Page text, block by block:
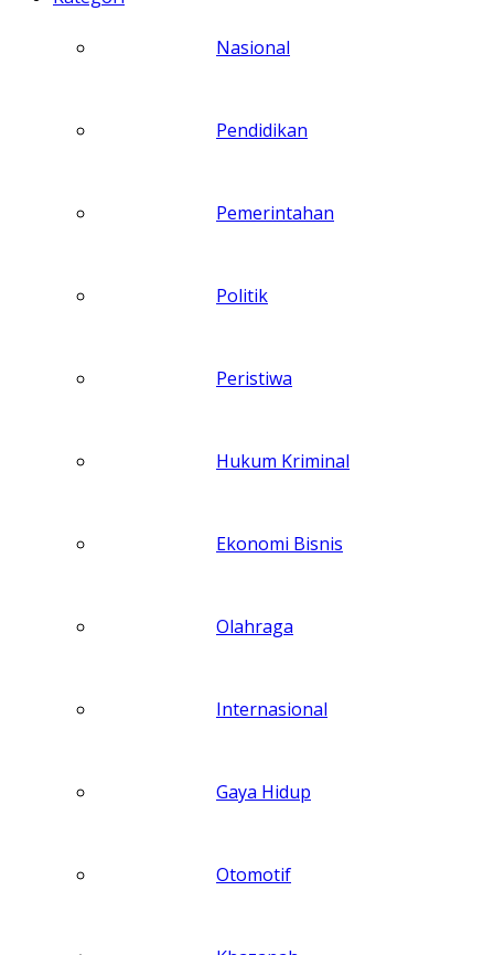
Nasional
Pendidikan
Pemerintahan
Politik
Peristiwa
Hukum Kriminal
Ekonomi Bisnis
Olahraga
Internasional
Gaya Hidup
Otomotif